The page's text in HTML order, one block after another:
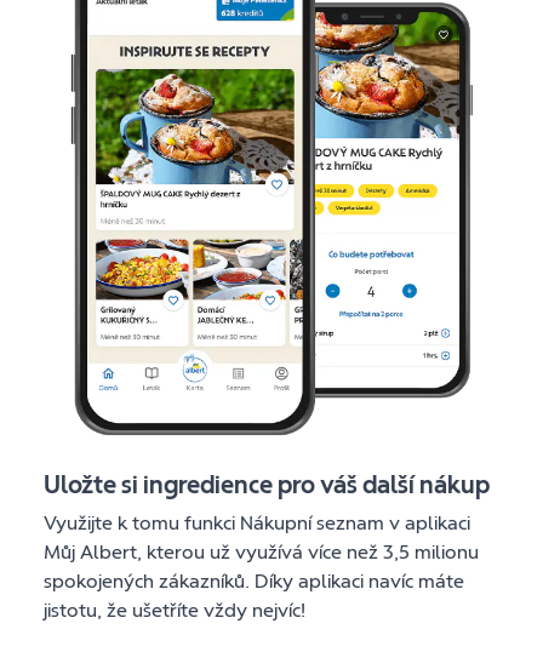
Uložte si ingredience pro váš další nákup
Využijte k tomu funkci Nákupní seznam v aplikaci
Můj Albert, kterou už využívá více než 3,5 milionu
spokojených zákazníků. Díky aplikaci navíc máte
jistotu, že ušetříte vždy nejvíc!